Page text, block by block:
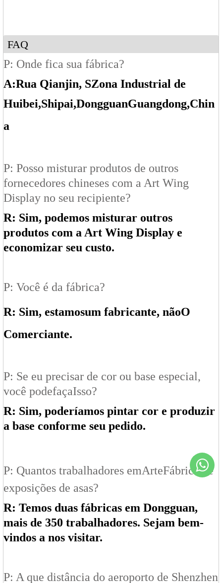
FAQ
P: Onde fica sua fábrica?
A:Rua Qianjin, SZona Industrial de
Huibei,Shipai,DongguanGuangdong,Chin
a
P: Posso misturar produtos de outros
fornecedores chineses com a Art Wing
Display no seu recipiente?
R: Sim, podemos misturar outros
produtos com a Art Wing Display e
economizar seu custo.
P: Você é da fábrica?
R: Sim, estamosum fabricante, nãoO
Comerciante.
P: Se eu precisar de cor ou base especial,
você podefaçaIsso?
R: Sim, poderíamos pintar cor e produzir
a base conforme seu pedido.
P: Quantos trabalhadores emArteFábrica de
exposições de asas?
R: Temos duas fábricas em Dongguan,
mais de 350 trabalhadores. Sejam bem-
vindos a nos visitar.
P: A que distância do aeroporto de Shenzhen